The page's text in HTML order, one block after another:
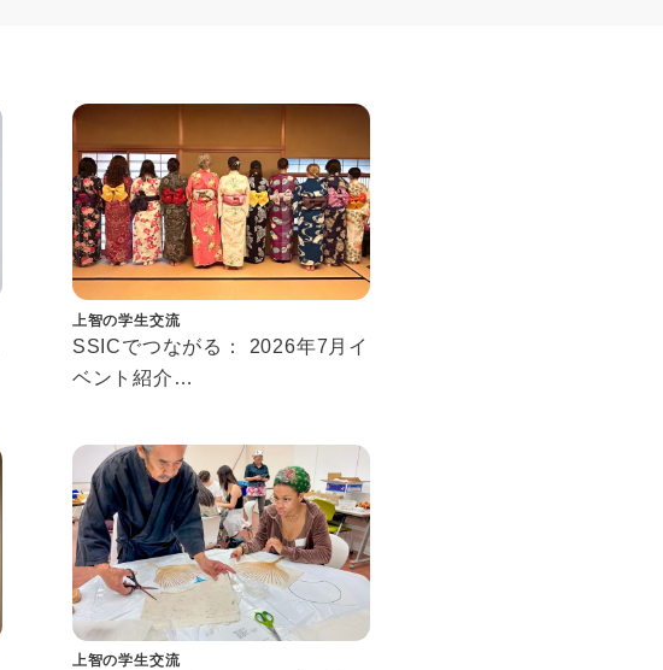
上智の学生交流
SSICでつながる： 2026年7月イ
ベント紹介
Events
上智の学生交流